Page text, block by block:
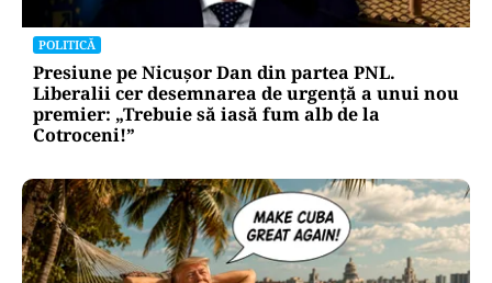
POLITICĂ
Presiune pe Nicușor Dan din partea PNL.
Liberalii cer desemnarea de urgență a unui nou
premier: „Trebuie să iasă fum alb de la
Cotroceni!”